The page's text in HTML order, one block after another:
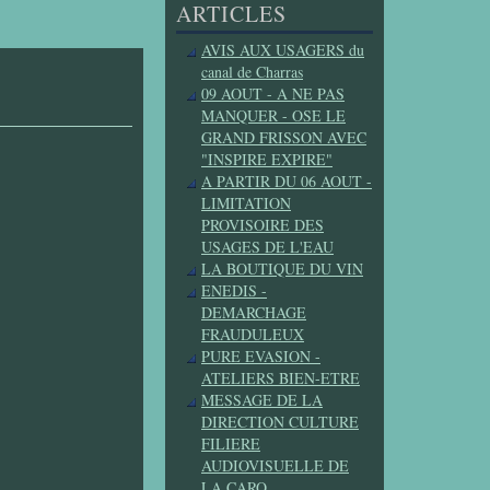
ARTICLES
AVIS AUX USAGERS du
canal de Charras
09 AOUT - A NE PAS
MANQUER - OSE LE
GRAND FRISSON AVEC
"INSPIRE EXPIRE"
A PARTIR DU 06 AOUT -
LIMITATION
PROVISOIRE DES
USAGES DE L'EAU
LA BOUTIQUE DU VIN
ENEDIS -
DEMARCHAGE
FRAUDULEUX
PURE EVASION -
ATELIERS BIEN-ETRE
MESSAGE DE LA
DIRECTION CULTURE
FILIERE
AUDIOVISUELLE DE